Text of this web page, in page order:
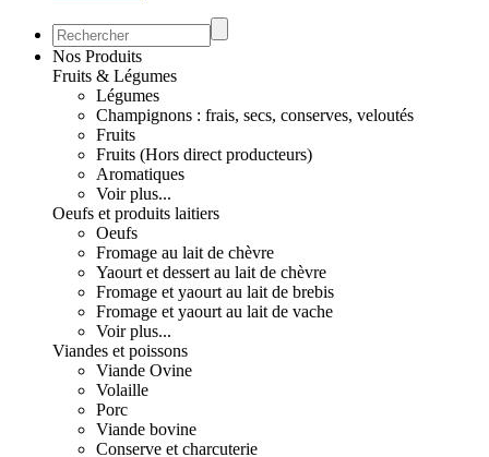
Nos Produits
Fruits & Légumes
Légumes
Champignons : frais, secs, conserves, veloutés
Fruits
Fruits (Hors direct producteurs)
Aromatiques
Voir plus...
Oeufs et produits laitiers
Oeufs
Fromage au lait de chèvre
Yaourt et dessert au lait de chèvre
Fromage et yaourt au lait de brebis
Fromage et yaourt au lait de vache
Voir plus...
Viandes et poissons
Viande Ovine
Volaille
Porc
Viande bovine
Conserve et charcuterie